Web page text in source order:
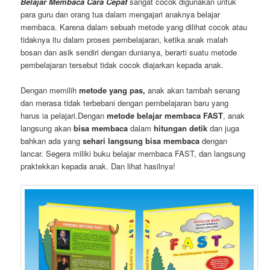
para guru dan orang tua dalam mengajari anaknya belajar
membaca. Karena dalam sebuah metode yang dilihat cocok atau
tidaknya itu dalam proses pembelajaran, ketika anak malah
bosan dan asik sendiri dengan dunianya, berarti suatu metode
pembelajaran tersebut tidak cocok diajarkan kepada anak.
Dengan memilihmetode yang pas, anak akan tambah senang
dan merasa tidak terbebani dengan pembelajaran baru yang
harus ia pelajari.Dengan metode belajar membaca FAST, anak
langsung akanbisa membaca dalamhitungan detik dan juga
bahkan ada yangsehari langsung bisa membaca dengan
lancar. Segera miliki buku belajar membaca FAST, dan langsung
praktekkan kepada anak. Dan lihat hasilnya!